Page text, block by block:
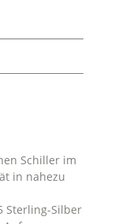
Schiller im
in nahezu
Sterling-Silber